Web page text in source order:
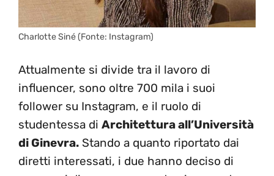
Charlotte Siné (Fonte: Instagram)
Attualmente si divide tra il lavoro di
influencer, sono oltre 700 mila i suoi
follower su Instagram, e il ruolo di
studentessa di Architettura all’Università
di Ginevra. Stando a quanto riportato dai
diretti interessati, i due hanno deciso di